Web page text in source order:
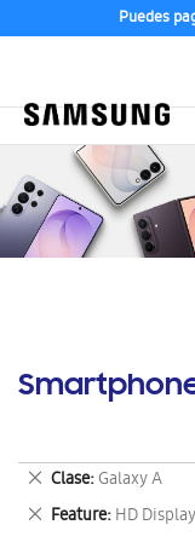
Puedes
Clase Galaxy A
Eliminar
este
artículo
Feature HD Display
Eliminar